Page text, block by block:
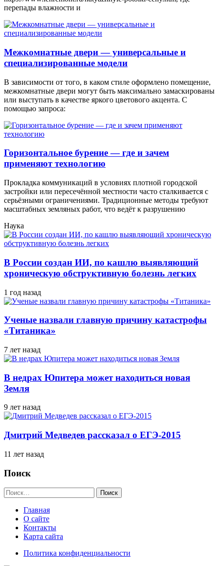
перепады влажности и
Межкомнатные двери — универсальные и
специализированные модели
В зависимости от того, в каком стиле оформлено помещение,
межкомнатные двери могут быть максимально замаскированы
или выступать в качестве яркого цветового акцента. С
помощью запроса:
Горизонтальное бурение — где и зачем
применяют технологию
Прокладка коммуникаций в условиях плотной городской
застройки или пересечённой местности часто сталкивается с
серьёзными ограничениями. Традиционные методы требуют
масштабных земляных работ, что ведёт к разрушению
Наука
В России создан ИИ, по кашлю выявляющий
хроническую обструктивную болезнь легких
1 год назад
Ученые назвали главную причину катастрофы
«Титаника»
7 лет назад
В недрах Юпитера может находиться новая
Земля
9 лет назад
Дмитрий Медведев рассказал о ЕГЭ-2015
11 лет назад
Поиск
Найти:
Главная
О сайте
Контакты
Карта сайта
Политика конфиденциальности